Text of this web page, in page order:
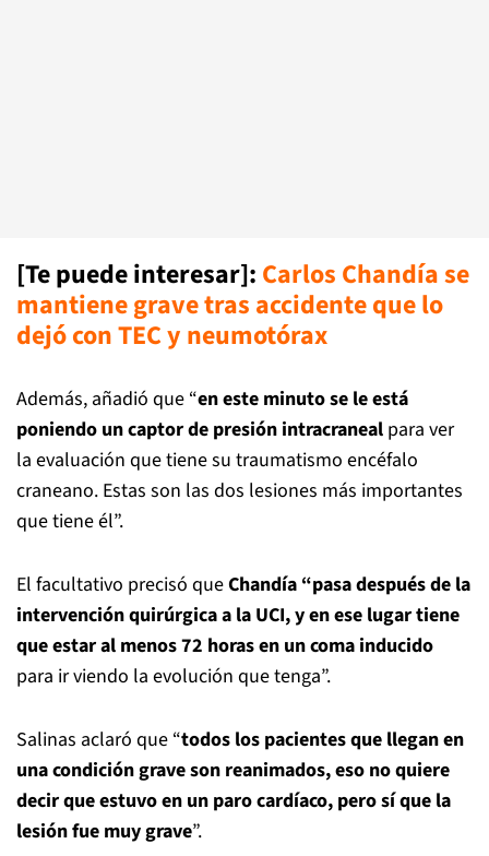
[Te puede interesar]: Carlos Chandía se
mantiene grave tras accidente que lo
dejó con TEC y neumotórax
Además, añadió que “en este minuto se le está
poniendo un captor de presión intracraneal para ver
la evaluación que tiene su traumatismo encéfalo
craneano. Estas son las dos lesiones más importantes
que tiene él”.
El facultativo precisó queChandía “pasa después de la
intervención quirúrgica a la UCI, y en ese lugar tiene
que estar al menos 72 horas en un coma inducido
para ir viendo la evolución que tenga”.
Salinas aclaró que “todos los pacientes que llegan en
una condición grave son reanimados, eso no quiere
decir que estuvo en un paro cardíaco, pero sí que la
lesión fue muy grave”.